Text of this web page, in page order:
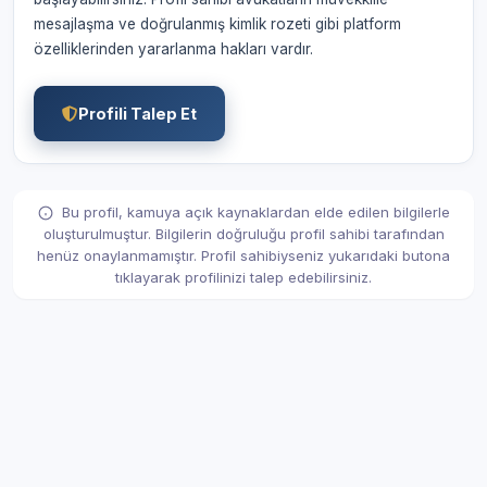
mesajlaşma ve doğrulanmış kimlik rozeti gibi platform
özelliklerinden yararlanma hakları vardır.
Profili Talep Et
Bu profil, kamuya açık kaynaklardan elde edilen bilgilerle
oluşturulmuştur. Bilgilerin doğruluğu profil sahibi tarafından
henüz onaylanmamıştır. Profil sahibiyseniz yukarıdaki butona
tıklayarak profilinizi talep edebilirsiniz.